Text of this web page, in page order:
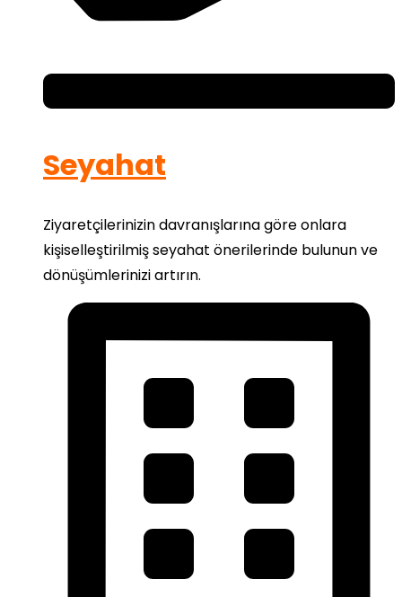
Seyahat
Ziyaretçilerinizin davranışlarına göre onlara
kişiselleştirilmiş seyahat önerilerinde bulunun ve
dönüşümlerinizi artırın.